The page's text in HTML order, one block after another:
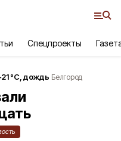
Спецпроекты
21°С, дождь Белгород